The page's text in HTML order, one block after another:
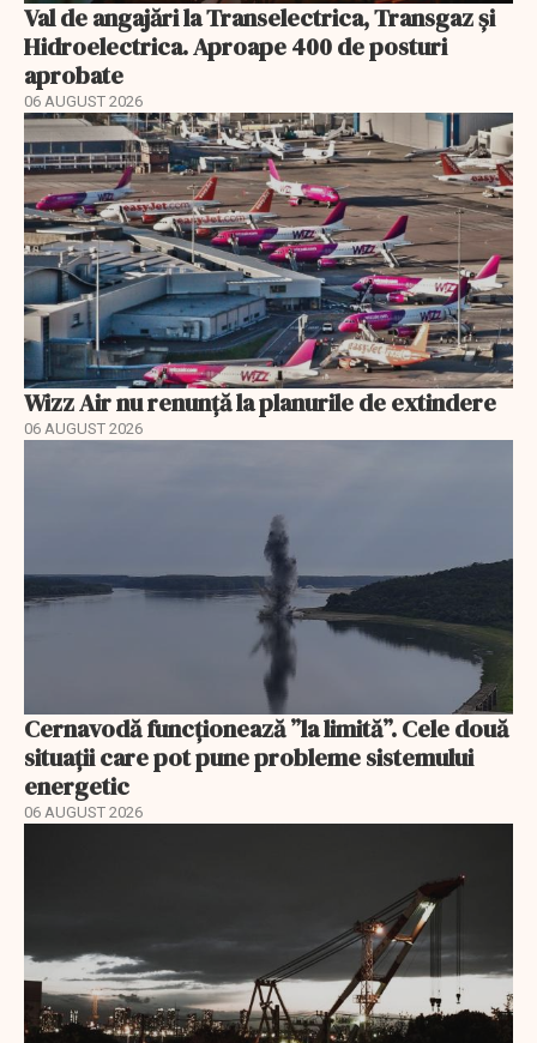
Val de angajări la Transelectrica, Transgaz și
Hidroelectrica. Aproape 400 de posturi
aprobate
06 AUGUST 2026
Wizz Air nu renunță la planurile de extindere
06 AUGUST 2026
Cernavodă funcționează ”la limită”. Cele două
situații care pot pune probleme sistemului
energetic
06 AUGUST 2026